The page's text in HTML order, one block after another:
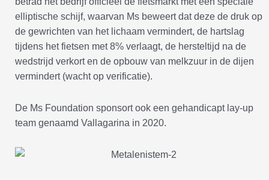
elliptische schijf, waarvan Ms beweert dat deze de druk op
de gewrichten van het lichaam vermindert, de hartslag
tijdens het fietsen met 8% verlaagt, de hersteltijd na de
wedstrijd verkort en de opbouw van melkzuur in de dijen
vermindert (wacht op verificatie).
De Ms Foundation sponsort ook een gehandicapt lay-up
team genaamd Vallagarina in 2020.